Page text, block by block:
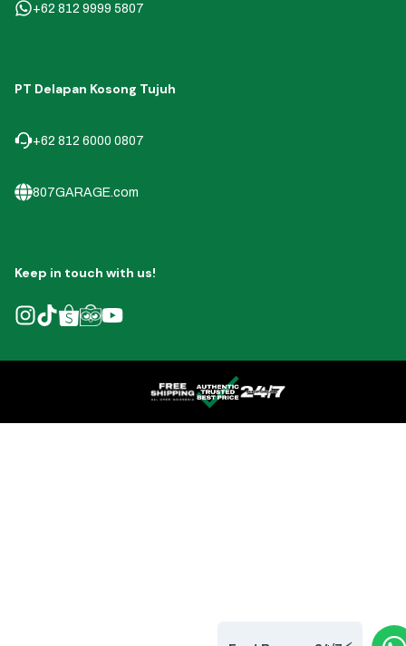
+62 812 9999 5807
PT Delapan Kosong Tujuh
+62 812 6000 0807
807GARAGE.com
Keep in touch with us!